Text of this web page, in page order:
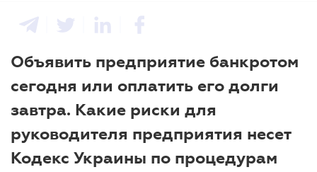
Объявить предприятие банкротом
сегодня или оплатить его долги
завтра. Какие риски для
руководителя предприятия несет
Кодекс Украины по процедурам